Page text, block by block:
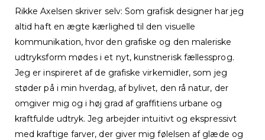
Rikke Axelsen skriver selv: Som grafisk designer har jeg
altid haft en ægte kærlighed til den visuelle
kommunikation, hvor den grafiske og den maleriske
udtryksform mødes i et nyt, kunstnerisk fællessprog.
Jeg er inspireret af de grafiske virkemidler, som jeg
støder på i min hverdag, af bylivet, den rå natur, der
omgiver mig og i høj grad af graffitiens urbane og
kraftfulde udtryk. Jeg arbejder intuitivt og ekspressivt
med kraftige farver, der giver mig følelsen af glæde og